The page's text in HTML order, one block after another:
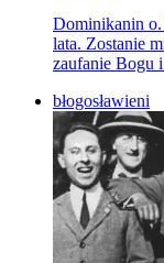
Dominikanin o.
lata. Zostanie
zaufanie Bogu
błogosławieni